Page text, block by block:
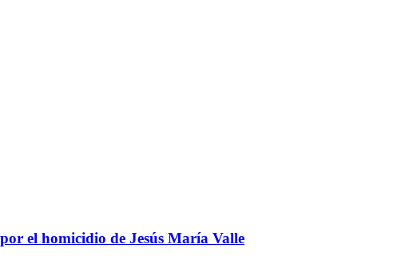
el homicidio de Jesús María Valle